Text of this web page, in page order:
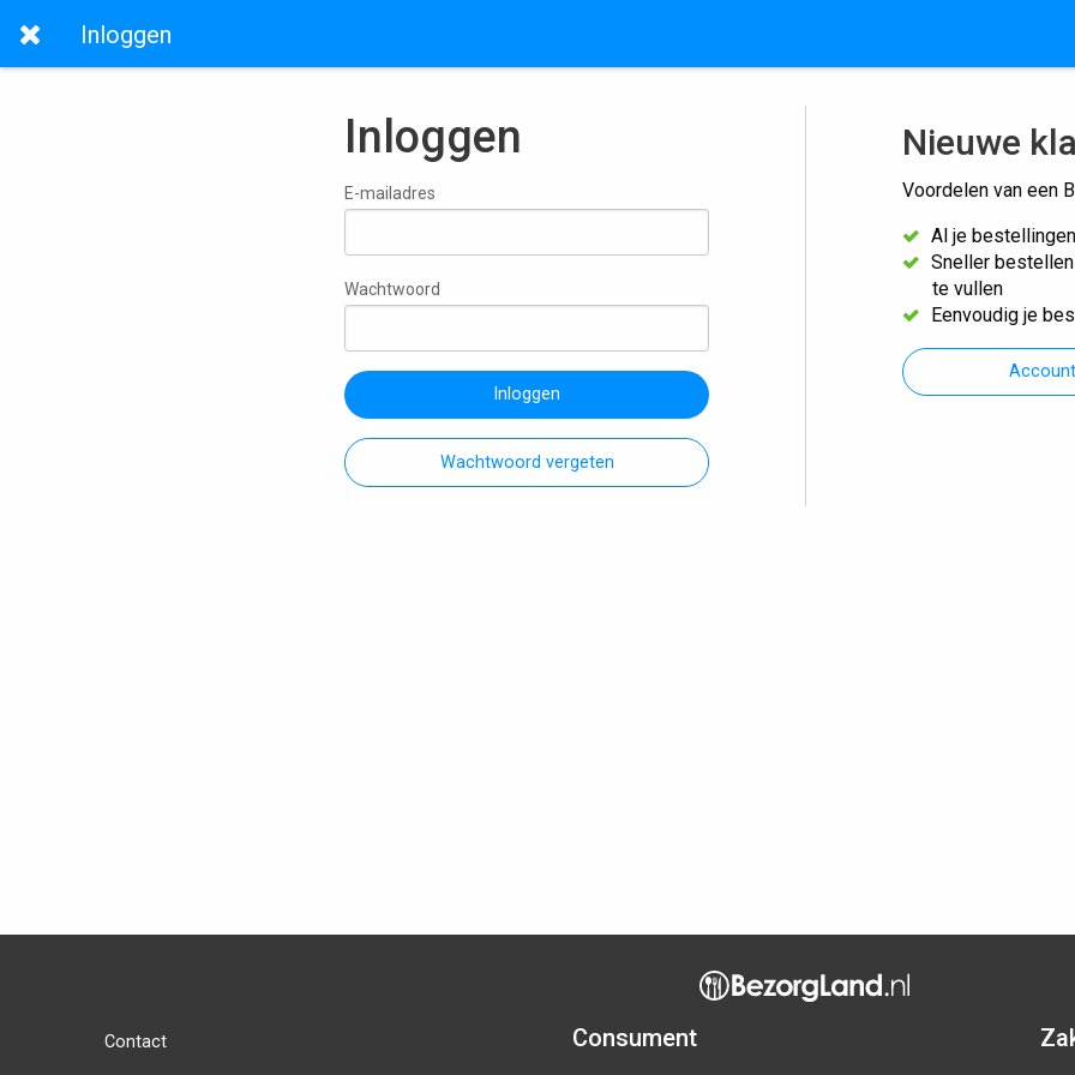
Inloggen
Inloggen
E-mailadres
Wachtwoord
Inloggen
Wachtwoord vergeten
Nieuwe
Voordelen van een
Al je
Sneller
te vullen
Eenvoudig je
Contact Consument